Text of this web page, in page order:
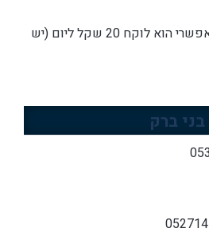
יש לו כמעט כל כלי אפשרי הוא לוקח 20 שקל ליום (יש
בני ברק